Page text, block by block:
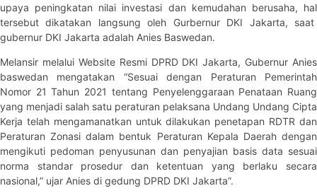
upaya peningkatan nilai investasi dan kemudahan berusaha, hal
tersebut dikatakan langsung oleh Gurbernur DKI Jakarta, saat
gubernur DKI Jakarta adalah Anies Baswedan.
Melansir melalui Website Resmi DPRD DKI Jakarta, Gubernur Anies
baswedan mengatakan “Sesuai dengan Peraturan Pemerintah
Nomor 21 Tahun 2021 tentang Penyelenggaraan Penataan Ruang
yang menjadi salah satu peraturan pelaksana Undang Undang Cipta
Kerja telah mengamanatkan untuk dilakukan penetapan RDTR dan
Peraturan Zonasi dalam bentuk Peraturan Kepala Daerah dengan
mengikuti pedoman penyusunan dan penyajian basis data sesuai
norma standar prosedur dan ketentuan yang berlaku secara
nasional,” ujar Anies di gedung DPRD DKI Jakarta”.